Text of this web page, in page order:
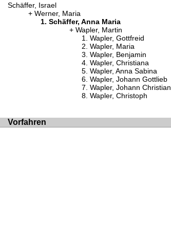
Schäffer, Israel
Werner, Maria
Schäffer, Anna Maria
Wapler, Martin
Wapler, Gottfreid
Wapler, Maria
Wapler, Benjamin
Wapler, Christiana
Wapler, Anna Sabina
Wapler, Johann Gottlieb
Wapler, Johann Christian
Wapler, Christoph
Vorfahren